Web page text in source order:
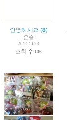
청/입금 받습니다.
안녕하세요 (8)
은솔
2014.11.23
조회 수 106